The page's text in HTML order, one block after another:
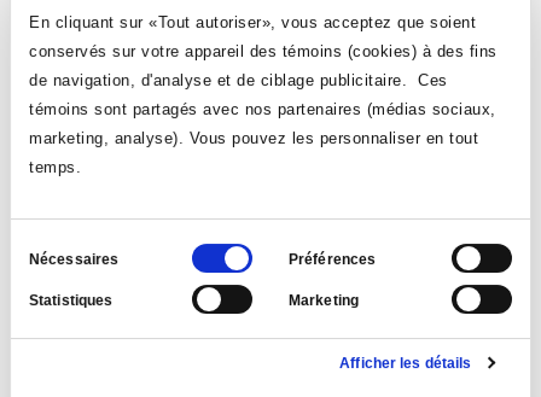
En cliquant sur «Tout autoriser», vous acceptez que soient
conservés sur votre appareil des témoins (cookies) à des fins
de navigation, d'analyse et de ciblage publicitaire. Ces
témoins sont partagés avec nos partenaires (médias sociaux,
marketing, analyse). Vous pouvez les personnaliser en tout
temps.
Sélection
consentement
Nécessaires Préférences
Statistiques Marketing
Afficher les détails
exceptionnelle de leur engagement leur a valu la remise d’une bourse de 750 $
Suivez-nous
Ce